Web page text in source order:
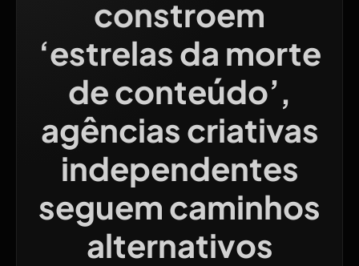
constroem
‘estrelas da morte
de conteúdo’,
agências criativas
independentes
seguem caminhos
alternativos